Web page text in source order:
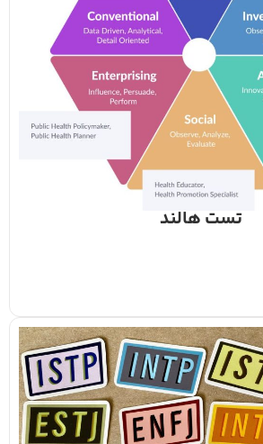
تست هالند